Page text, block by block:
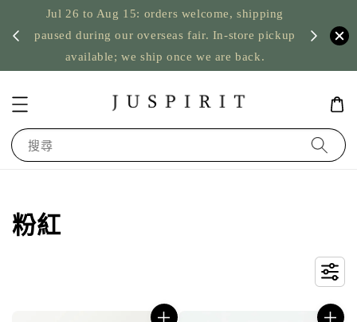
US orders: taxes prepaid up to USD 2,500,
nothing to pay on delivery
台灣筆
搜尋
粉紅